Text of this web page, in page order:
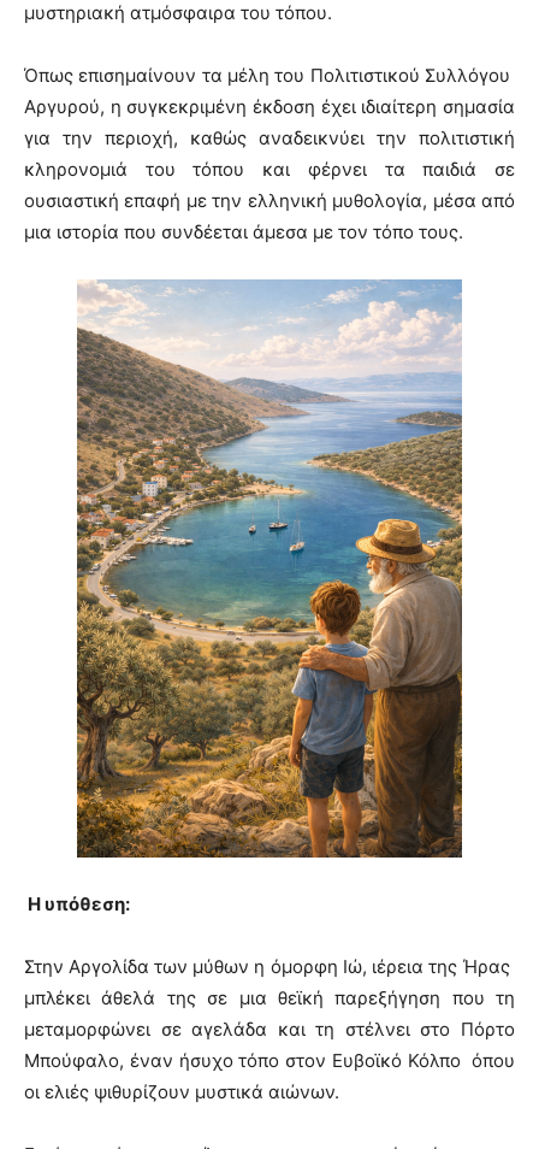
μυστηριακή ατμόσφαιρα του τόπου.
Όπως επισημαίνουν τα μέλη του Πολιτιστικού Συλλόγου
Αργυρού, η συγκεκριμένη έκδοση έχει ιδιαίτερη σημασία
για την περιοχή, καθώς αναδεικνύει την πολιτιστική
κληρονομιά του τόπου και φέρνει τα παιδιά σε
ουσιαστική επαφή με την ελληνική μυθολογία, μέσα από
μια ιστορία που συνδέεται άμεσα με τον τόπο τους.
Η υπόθεση:
Στην Αργολίδα των μύθων η όμορφη Ιώ, ιέρεια της Ήρας
μπλέκει άθελά της σε μια θεϊκή παρεξήγηση που τη
μεταμορφώνει σε αγελάδα και τη στέλνει στο Πόρτο
Μπούφαλο, έναν ήσυχο τόπο στον Ευβοϊκό Κόλπο όπου
οι ελιές ψιθυρίζουν μυστικά αιώνων.